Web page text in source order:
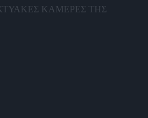
ΚΑΜΕΡΕΣ ΤΗΣ